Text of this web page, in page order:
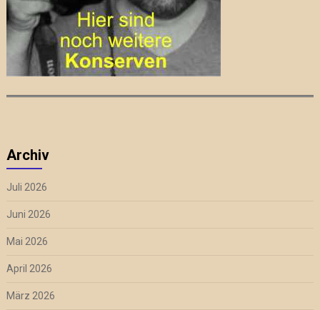
Archiv
Juli 2026
Juni 2026
Mai 2026
April 2026
März 2026